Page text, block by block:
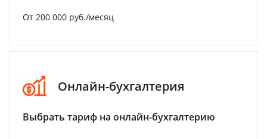
От 200 000 руб./месяц
Онлайн-бухгалтерия
Выбрать тариф на онлайн-бухгалтерию